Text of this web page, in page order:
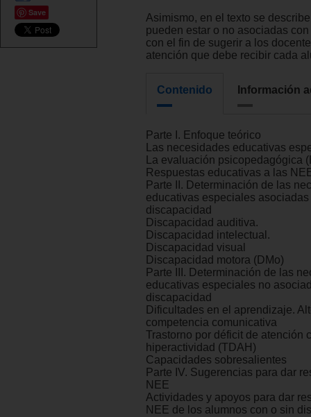
Save
Asimismo, en el texto se
pueden estar o no asociadas
con el fin de sugerir a los
atención que debe recibir cada
Contenido Información
Parte I. Enfoque teórico
Las necesidades educativas
La evaluación psicopedagógica
Respuestas educativas a las
Parte II. Determinación de las
educativas especiales asociadas
discapacidad
Discapacidad auditiva.
Discapacidad intelectual.
Discapacidad visual
Discapacidad motora (DMo)
Parte III. Determinación de las
educativas especiales no
discapacidad
Dificultades en el aprendizaje.
competencia comunicativa
Trastorno por déficit de atención
hiperactividad (TDAH)
Capacidades sobresalientes
Parte IV. Sugerencias para dar
NEE
Actividades y apoyos para dar
NEE de los alumnos con o sin